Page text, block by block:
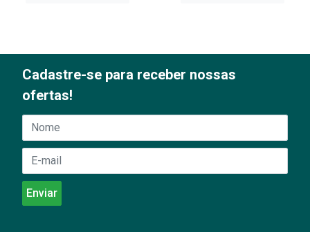
Cadastre-se para receber nossas
ofertas!